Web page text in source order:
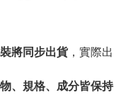
將同步出貨，實際出
、規格、成分皆保持